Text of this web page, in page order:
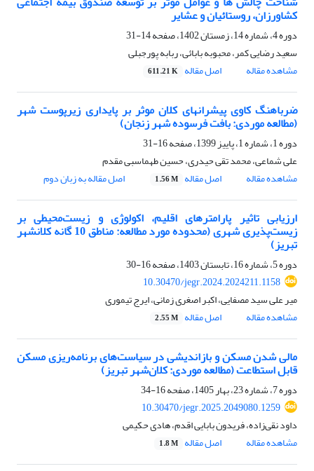
کشاورزان، روستائیان و عشایر
دوره 4، شماره 14، زمستان 1402، صفحه
14-31
سعید رضایی کمر، محبوبه بابائی، ربابه پورجبلی
مشاهده مقاله
اصل مقاله 611.21 K
ضرباهنگ کاوی پیشرانهای کلان موثر بر پایداری زیرپوست شهر
(مطالعه موردی: بافت فرسوده شهر زنجان)
دوره 1، شماره 1، پاییز 1399، صفحه
16-31
علی شماعی، محمد تقی حیدری، حسین طهماسبی مقدم
مشاهده مقاله
اصل مقاله 1.56 M اصل مقاله به زبان دوم
ارزیابی تاثیر پارامترهای اقلیم، اکولوژی و زیست‌محیطی بر
زیست‌پذیری شهری (محدوده مورد مطالعه: مناطق 10 گانه کلانشهر
تبریز)
دوره 5، شماره 16، تابستان 1403، صفحه
16-30
10.30470/jegr.2024.2024211.1158
میر علی سید مصفایی، اکبر اصغری زمانی، ایرج تیموری
مشاهده مقاله
اصل مقاله 2.55 M
مالی شدن مسکن و بازاندیشی در سیاست‌های برنامه‌ریزی مسکن
قابل استطاعت (مطالعه موردی: کلان‌شهر تبریز)
دوره 7، شماره 23، بهار 1405، صفحه
16-34
10.30470/jegr.2025.2049080.1259
داود نقی‌زاده، فریدون بابایی اقدم، هادی حکیمی
مشاهده مقاله
اصل مقاله 1.8 M